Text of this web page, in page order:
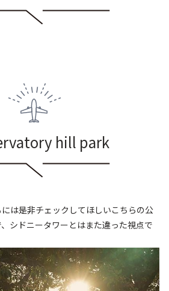
hill park
は是非チェックしてほしいこちらの公
シドニータワーとはまた違った視点で